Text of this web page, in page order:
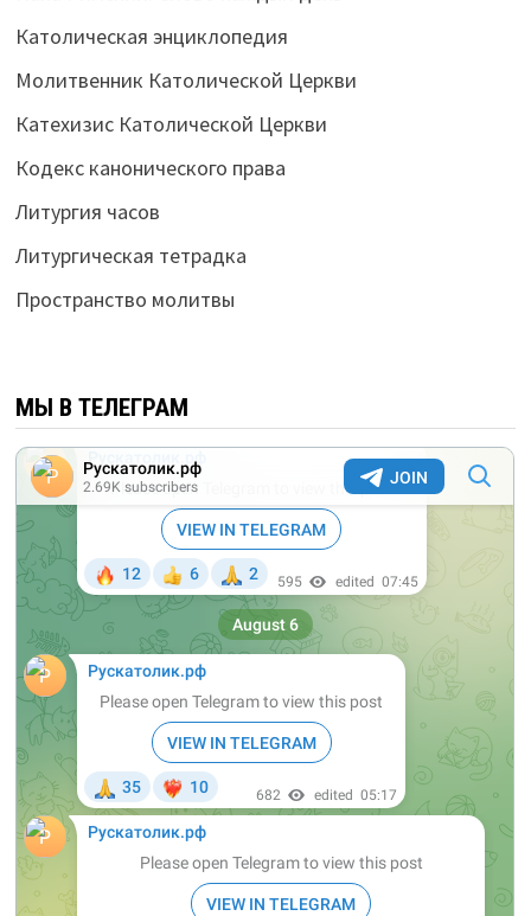
Католическая энциклопедия
Молитвенник Католической Церкви
Катехизис Католической Церкви
Кодекс канонического права
Литургия часов
Литургическая тетрадка
Пространство молитвы
МЫ В ТЕЛЕГРАМ